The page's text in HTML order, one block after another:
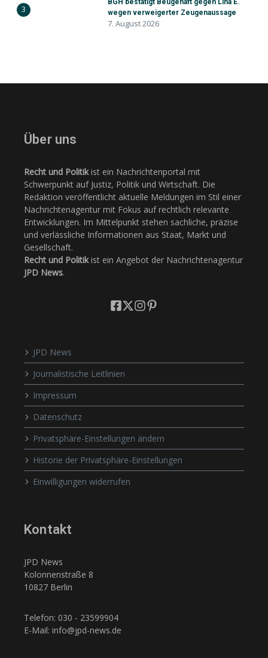
3
BGH bestätigt Beugehaft gegen Lina E.
wegen verweigerter Zeugenaussage
7. August 2026
Über uns
Recht und Politikist ein Nachrichtenportal mit
Schwerpunkt auf Justiz, Politik und Wirtschaft. Die
Redaktion veröffentlicht aktuelle Meldungen im Stil einer
Nachrichtenagentur mit Fokus auf rechtlich relevante
Entwicklungen. Im Mittelpunkt stehen sachliche, präzise
und verlässliche Informationen aus Staat, Markt und
Gesellschaft.
Recht und Politikist ein Angebot der Nachrichtenagentur
JPD News.
JPD News
Journalistische Leitlinien
Impressum
Datenschutz
Privatsphäre-Einstellungen ändern
Historie der Privatsphäre-Einstellungen
Einwilligungen widerrufen
Kontakt
JPD News
Kolonnenstraße 8
10827 Berlin
Telefon: 030 - 23599904
E-Mail: info@jpd-news.de